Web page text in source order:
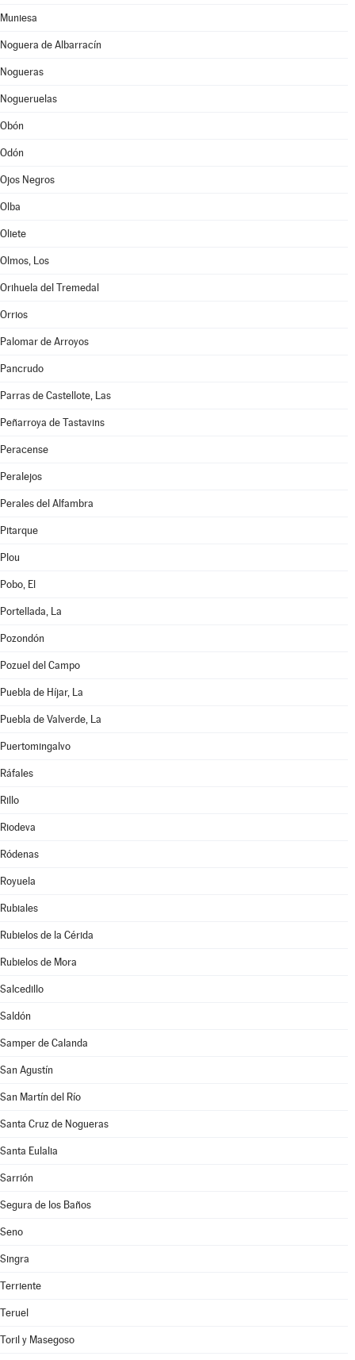
Muniesa
Noguera de Albarracín
Nogueras
Nogueruelas
Obón
Odón
Ojos Negros
Olba
Oliete
Olmos, Los
Orihuela del Tremedal
Orrios
Palomar de Arroyos
Pancrudo
Parras de Castellote, Las
Peñarroya de Tastavins
Peracense
Peralejos
Perales del Alfambra
Pitarque
Plou
Pobo, El
Portellada, La
Pozondón
Pozuel del Campo
Puebla de Híjar, La
Puebla de Valverde, La
Puertomingalvo
Ráfales
Rillo
Riodeva
Ródenas
Royuela
Rubiales
Rubielos de la Cérida
Rubielos de Mora
Salcedillo
Saldón
Samper de Calanda
San Agustín
San Martín del Río
Santa Cruz de Nogueras
Santa Eulalia
Sarrión
Segura de los Baños
Seno
Singra
Terriente
Teruel
Toril y Masegoso